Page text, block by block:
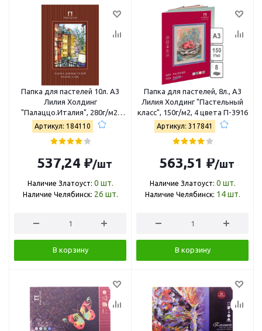
Папка для пастелей 10л. А3
Лилия Холдинг
"Палаццо.Италия", 280г/м2,
рисов. бумага, слоновая кость
ПП3-сл
Артикул: 184110
537,24 ₽/шт
Наличие Златоуст: 0 шт.
Наличие Челябинск: 26 шт.
В корзину
Папка для пастелей, 8л., А3
Лилия Холдинг "Пастельный
класс", 150г/м2, 4 цвета П-3916
Артикул: 317841
563,51 ₽/шт
Наличие Златоуст: 0 шт.
Наличие Челябинск: 14 шт.
В корзину